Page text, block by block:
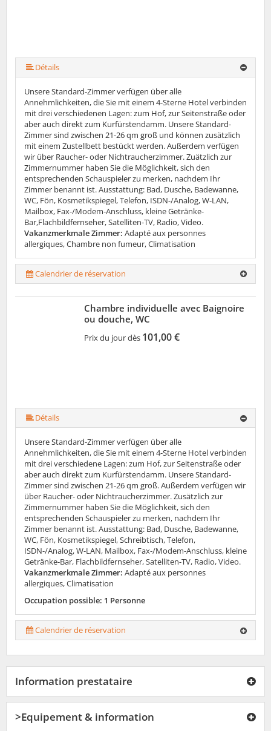
Détails
Unsere Standard-Zimmer verfügen über alle
Annehmlichkeiten, die Sie mit einem 4-Sterne Hotel verbinden
mit drei verschiedenen Lagen: zum Hof, zur Seitenstraße oder
aber auch direkt zum Kurfürstendamm. Unsere Standard-
Zimmer sind zwischen 21-26 qm groß und können zusätzlich
mit einem Zustellbett bestückt werden. Außerdem verfügen
wir über Raucher- oder Nichtraucherzimmer. Zuätzlich zur
Zimmernummer haben Sie die Möglichkeit, sich den
entsprechenden Schauspieler zu merken, nachdem Ihr
Zimmer benannt ist. Ausstattung: Bad, Dusche, Badewanne,
WC, Fön, Kosmetikspiegel, Telefon, ISDN-/Analog, W-LAN,
Mailbox, Fax-/Modem-Anschluss, kleine Getränke-
Bar,Flachbildfernseher, Satelliten-TV, Radio, Video.
Vakanzmerkmale Zimmer: Adapté aux personnes
allergiques, Chambre non fumeur, Climatisation
Calendrier de réservation
Chambre individuelle avec Baignoire
ou douche, WC
Prix du jour dès 101,00 €
Détails
Unsere Standard-Zimmer verfügen über alle
Annehmlichkeiten, die Sie mit einem 4-Sterne Hotel verbinden
mit drei verschiedene Lagen: zum Hof, zur Seitenstraße oder
aber auch direkt zum Kurfürstendamm. Unsere Standard-
Zimmer sind zwischen 21-26 qm groß. Außerdem verfügen wir
über Raucher- oder Nichtraucherzimmer. Zusätzlich zur
Zimmernummer haben Sie die Möglichkeit, sich den
entsprechenden Schauspieler zu merken, nachdem Ihr
Zimmer benannt ist. Ausstattung: Bad, Dusche, Badewanne,
WC, Fön, Kosmetikspiegel, Schreibtisch, Telefon,
ISDN-/Analog, W-LAN, Mailbox, Fax-/Modem-Anschluss, kleine
Getränke-Bar, Flachbildfernseher, Satelliten-TV, Radio, Video.
Vakanzmerkmale Zimmer: Adapté aux personnes
allergiques, Climatisation
Occupation possible: 1 Personne
Calendrier de réservation
Information prestataire
>Equipement & information